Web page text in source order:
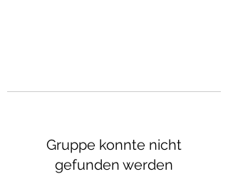
Gruppe konnte nicht
gefunden werden